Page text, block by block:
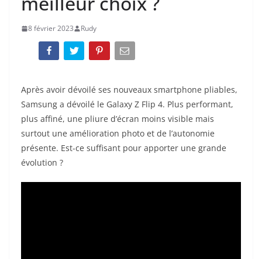
8 février 2023 Rudy
Après avoir dévoilé ses nouveaux smartphone pliables,
Samsung a dévoilé le Galaxy Z Flip 4. Plus performant,
plus affiné, une pliure d’écran moins visible mais
surtout une amélioration photo et de l’autonomie
présente. Est-ce suffisant pour apporter une grande
évolution ?